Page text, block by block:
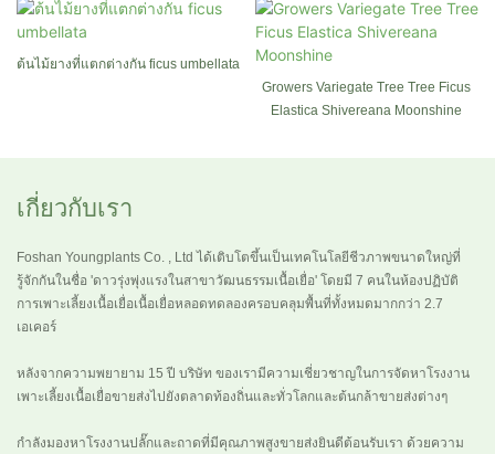
ต้นไม้ยางที่แตกต่างกัน ficus umbellata
Growers Variegate Tree Tree Ficus
Elastica Shivereana Moonshine
เกี่ยวกับเรา
Foshan Youngplants Co. , Ltd ได้เติบโตขึ้นเป็นเทคโนโลยีชีวภาพขนาดใหญ่ที่
รู้จักกันในชื่อ 'ดาวรุ่งพุ่งแรงในสาขาวัฒนธรรมเนื้อเยื่อ' โดยมี 7 คนในห้องปฏิบัติ
การเพาะเลี้ยงเนื้อเยื่อเนื้อเยื่อหลอดทดลองครอบคลุมพื้นที่ทั้งหมดมากกว่า 2.7
เอเคอร์
หลังจากความพยายาม 15 ปี บริษัท ของเรามีความเชี่ยวชาญในการจัดหาโรงงาน
เพาะเลี้ยงเนื้อเยื่อขายส่งไปยังตลาดท้องถิ่นและทั่วโลกและต้นกล้าขายส่งต่างๆ
กำลังมองหาโรงงานปลั๊กและถาดที่มีคุณภาพสูงขายส่งยินดีต้อนรับเรา ด้วยความ